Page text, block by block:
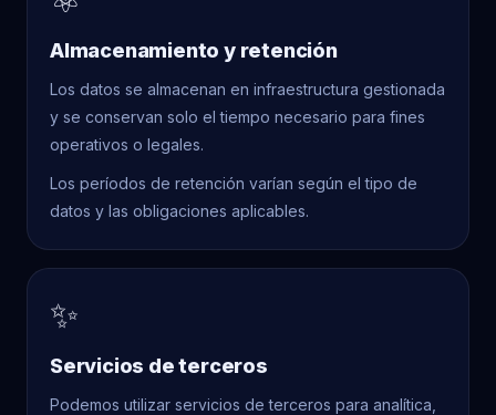
Almacenamiento y retención
Los datos se almacenan en infraestructura gestionada
y se conservan solo el tiempo necesario para fines
operativos o legales.
Los períodos de retención varían según el tipo de
datos y las obligaciones aplicables.
✨
Servicios de terceros
Podemos utilizar servicios de terceros para analítica,